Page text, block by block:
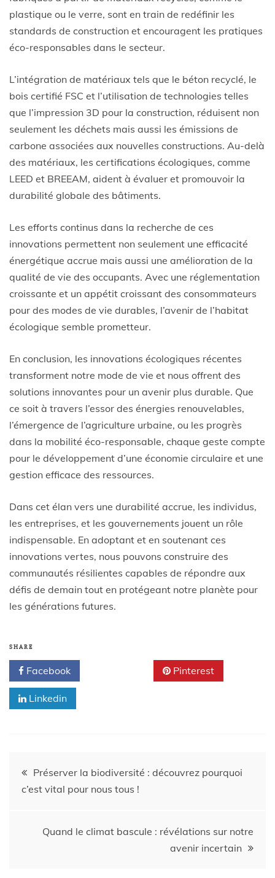
plastique ou le verre, sont en train de redéfinir les
standards de construction et encouragent les pratiques
éco-responsables dans le secteur.
L’intégration de matériaux tels que le béton recyclé, le
bois certifié FSC et l’utilisation de technologies telles
que l’impression 3D pour la construction, réduisent non
seulement les déchets mais aussi les émissions de
carbone associées aux nouvelles constructions. Au-delà
des matériaux, les certifications écologiques, comme
LEED et BREEAM, aident à évaluer et promouvoir la
durabilité globale des bâtiments.
Les efforts continus dans la recherche de ces
innovations permettent non seulement une efficacité
énergétique accrue mais aussi une amélioration de la
qualité de vie des occupants. Avec une réglementation
croissante et un appétit croissant des consommateurs
pour des modes de vie durables, l’avenir de l’habitat
écologique semble prometteur.
En conclusion, les innovations écologiques récentes
transforment notre mode de vie et nous offrent des
solutions innovantes pour un avenir plus durable. Que
ce soit à travers l’essor des énergies renouvelables,
l’émergence de l’agriculture urbaine, ou les progrès
dans la mobilité éco-responsable, chaque geste compte
pour le développement d’une économie circulaire et une
gestion efficace des ressources.
Dans cet élan vers une durabilité accrue, les individus,
les entreprises, et les gouvernements jouent un rôle
indispensable. En adoptant et en soutenant ces
innovations vertes, nous pouvons construire des
communautés résilientes capables de répondre aux
défis de demain tout en protégeant notre planète pour
les générations futures.
SHARE
Facebook Pinterest
Linkedin
Préserver la biodiversité : découvrez pourquoi
c’est vital pour nous tous !
Quand le climat bascule : révélations sur notre
avenir incertain